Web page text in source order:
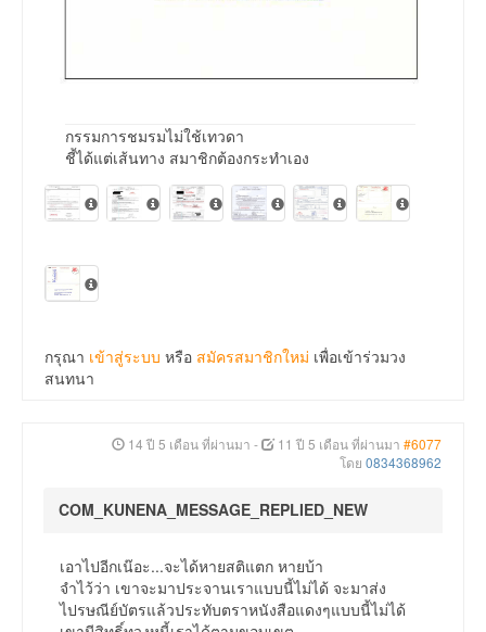
กรรมการชมรมไม่ใช้เทวดา
ชี้ได้แต่เส้นทาง สมาชิกต้องกระทำเอง
กรุณา เข้าสู่ระบบ หรือ สมัครสมาชิกใหม่ เพื่อเข้าร่วมวง
สนทนา
14 ปี 5 เดือน ที่ผ่านมา - 11 ปี 5 เดือน ที่ผ่านมา #6077
โดย 0834368962
COM_KUNENA_MESSAGE_REPLIED_NEW
เอาไปอีกเน๊อะ...จะได้หายสติแตก หายบ้า
จำไว้ว่า เขาจะมาประจานเราแบบนี้ไม่ได้ จะมาส่ง
ไปรษณีย์บัตรแล้วประทับตราหนังสือแดงๆแบบนี้ไม่ได้